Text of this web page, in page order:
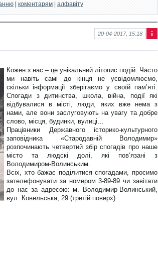
| коментарям | алфавіту
ор
до
нов
ини
20-04-2017, 15:18
Кожен з нас – це унікальний літопис подій. Часто
ми навіть самі до кінця не усвідомлюємо,
скільки інформації зберігаємо у своїй пам’яті.
Спогади з дитинства, школа, війна, події які
відбувалися в місті, люди, яких вже нема з
нами, але вони заслуговують на увагу та добре
слово, місця, будинки, вулиці…
Працівники Державного історико-культурного
заповідника «Стародавній Володимир»
розпочинають четвертий збір спогадів про наше
місто та людскі долі, які пов’язані з
Володимиром-Волинським.
Всіх, хто бажає поділитися спогадами, просимо
зателефонувати за номером 3-89-89 чи завітати
до нас за адресою: м. Володимир-Волинський,
вул. Ковельська, 29 (третій поверх)